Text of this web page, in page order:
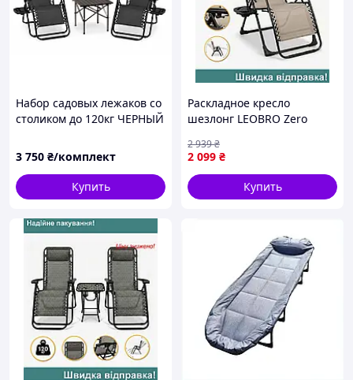
Набор садовых лежаков со
столиком до 120кг ЧЕРНЫЙ
подстаканником и
подголовником + стол с
чехлом
3 750 ₴/комплект
Купить
Раскладное кресло
шезлонг LEOBRO Zero
отдыха и релаксации
антигравитационное
2 099 ₴
2 939₴
Купить